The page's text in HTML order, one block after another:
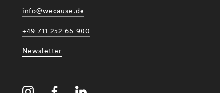
info@wecause.de
+49 711 252 65 900
Newsletter